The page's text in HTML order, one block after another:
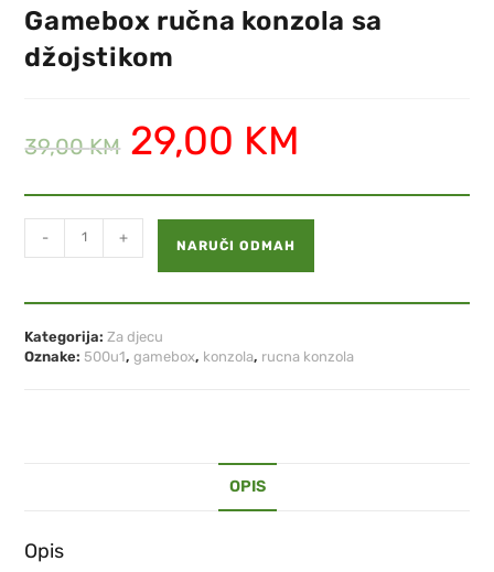
Gamebox ručna konzola sa
džojstikom
39,00KM 29,00 KM
- + NARUČI ODMAH
Kategorija:Za djecu
Oznake: 500u1,gamebox, konzola, rucna konzola
OPIS
Opis